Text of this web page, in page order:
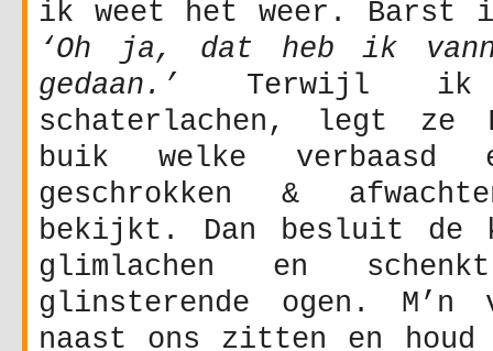
ik weet het weer. Barst
‘Oh ja, dat heb ik
gedaan.’ Terwijl
schaterlachen, legt ze
buik welke verbaasd
geschrokken &
bekijkt. Dan besluit de
glimlachen en
glinsterende ogen. M’n
naast ons zitten en